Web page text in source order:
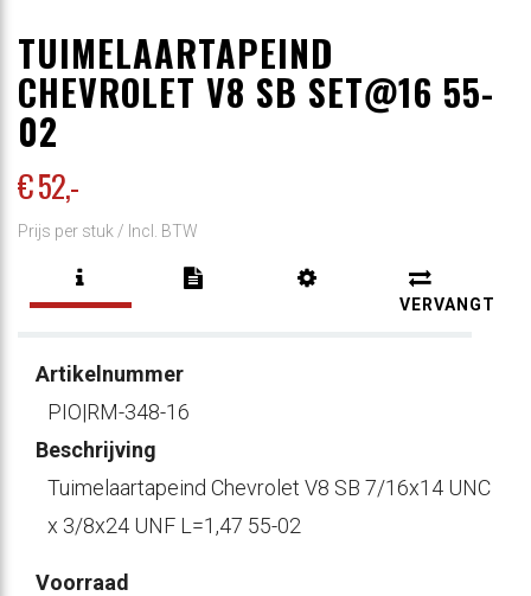
TUIMELAARTAPEIND
CHEVROLET V8 SB SET@16 55-
02
€ 52,-
Prijs per stuk / Incl. BTW
VERVANGT
Artikelnummer
PIO|RM-348-16
Beschrijving
Tuimelaartapeind Chevrolet V8 SB 7/16x14 UNC
x 3/8x24 UNF L=1,47 55-02
Voorraad